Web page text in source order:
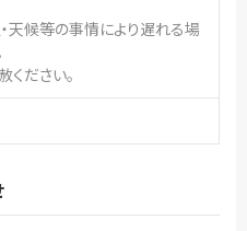
天候等の事情により遅れる場
ください。